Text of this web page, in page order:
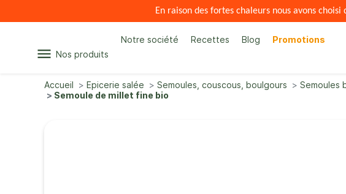
En raison des fortes chaleurs nous avons
menu Nos produits
Notre société Recettes Blog Promotions
Accueil Epicerie salée Semoules, couscous, boulgours
Semoules
Semoule de millet fine bio